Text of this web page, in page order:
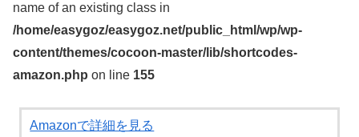
name of an existing class in
/home/easygoz/easygoz.net/public_html/wp/wp-
content/themes/cocoon-master/lib/shortcodes-
amazon.php on line 155
Amazonで詳細を見る